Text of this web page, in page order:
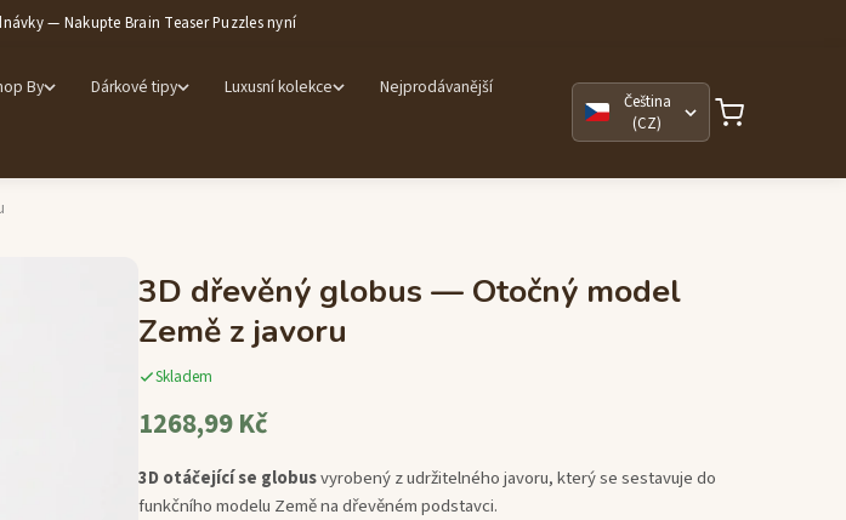
— Nakupte Brain Teaser Puzzles nyní
By Dárkové tipy Luxusní kolekce Nejprodávanější
Čeština
(CZ)
3D dřevěný globus — Otočný model
Země z javoru
Skladem
1268,99 Kč
3D otáčející se globusvyrobený z udržitelného javoru, který se sestavuje do
funkčního modelu Země na dřevěném podstavci.